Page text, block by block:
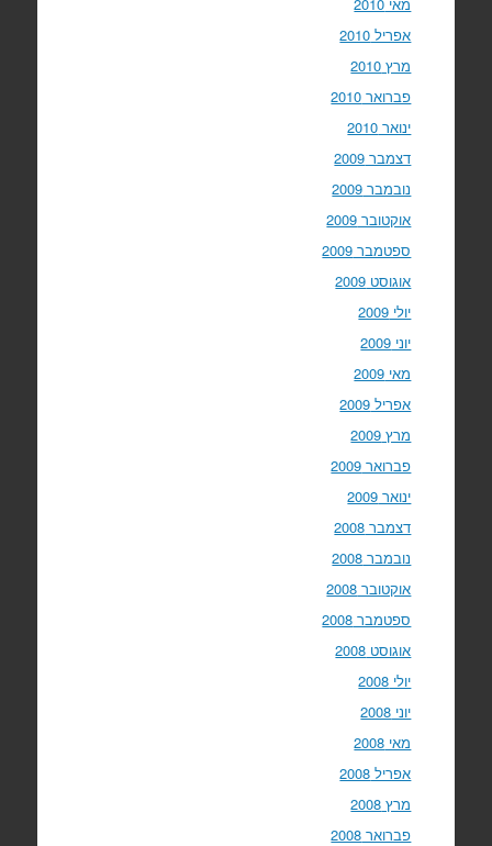
אפריל 2010
מרץ 2010
פברואר 2010
ינואר 2010
דצמבר 2009
נובמבר 2009
אוקטובר 2009
ספטמבר 2009
אוגוסט 2009
יולי 2009
יוני 2009
מאי 2009
אפריל 2009
מרץ 2009
פברואר 2009
ינואר 2009
דצמבר 2008
נובמבר 2008
אוקטובר 2008
ספטמבר 2008
אוגוסט 2008
יולי 2008
יוני 2008
מאי 2008
אפריל 2008
מרץ 2008
פברואר 2008